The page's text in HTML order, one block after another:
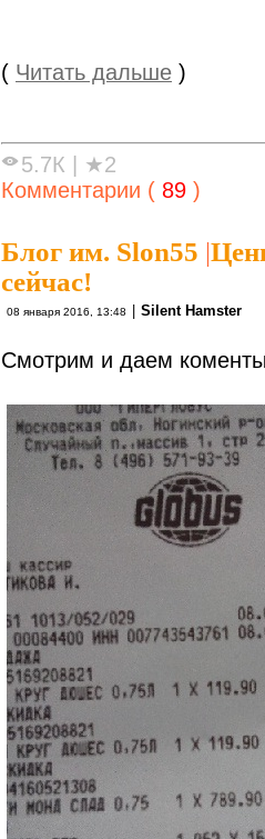
( Читать дальше )
5.7К
★2
Комментарии ( 89 )
Блог им. Slon55 |
сейчас!
08 января 2016, 13:48 Silent Hamster
Смотрим и даем